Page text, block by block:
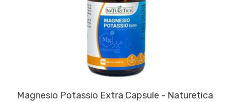
Magnesio Potassio Extra Capsule - Naturetica